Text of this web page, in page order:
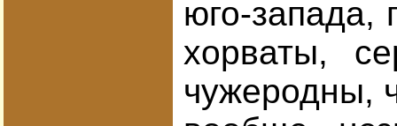
юго-запада,
хорваты,
чужеродны,